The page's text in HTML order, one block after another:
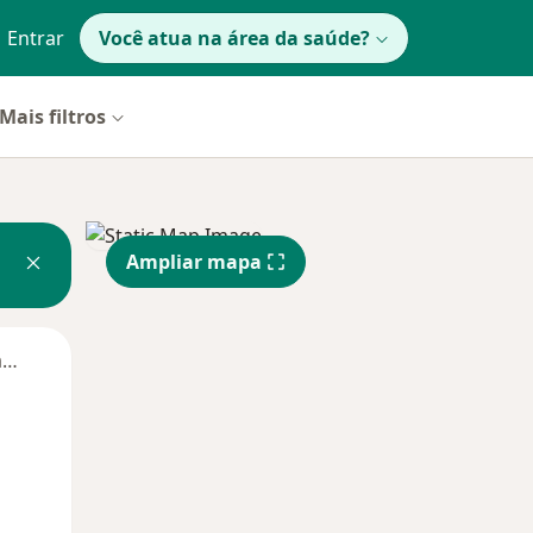
Entrar Você atua na área da saúde?
Mais filtros
Segunda-feira
Ampliar mapa